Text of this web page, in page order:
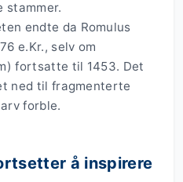
stammer.
endte da Romulus
e.Kr., selv om
fortsatte til 1453. Det
ned til fragmenterte
forble.
å inspirere